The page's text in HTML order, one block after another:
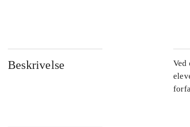
Beskrivelse
Ved